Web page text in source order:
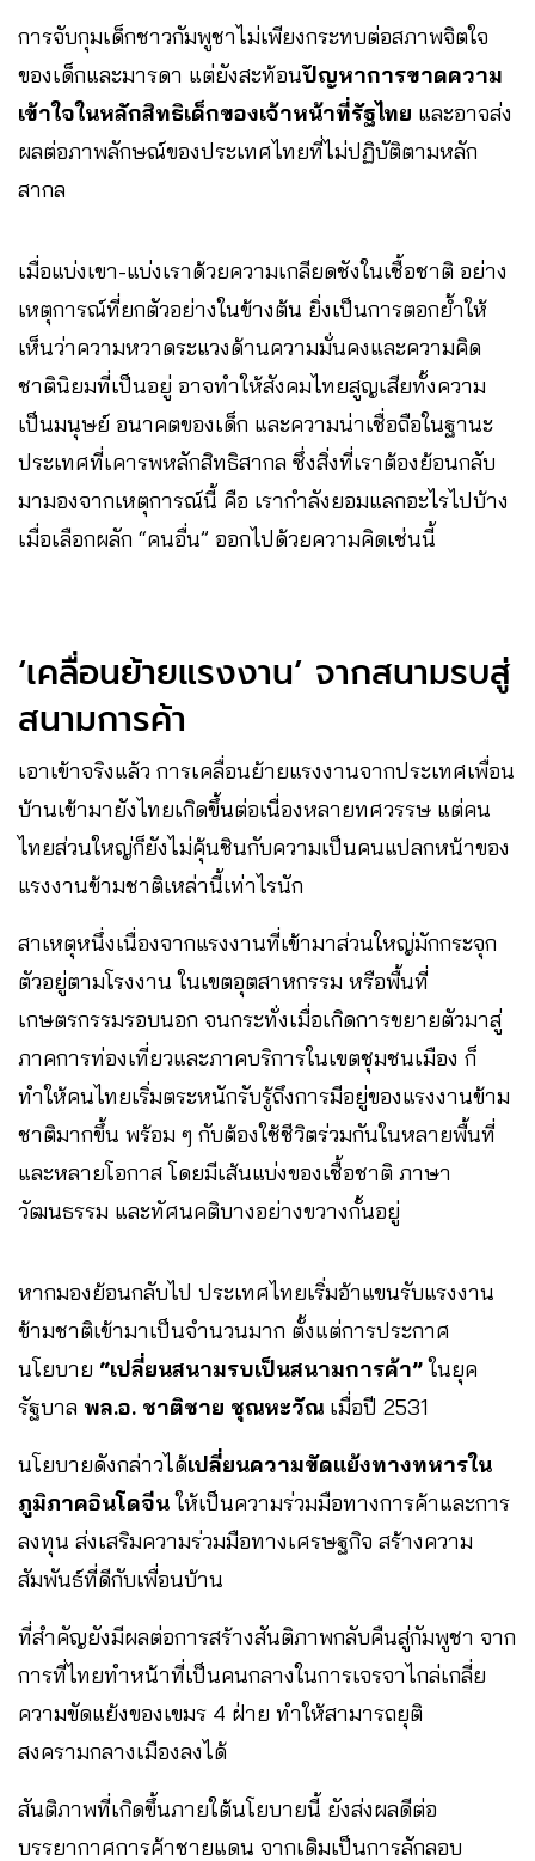
การจับกุมเด็กชาวกัมพูชาไม่เพียงกระทบต่อสภาพจิตใจ
ของเด็กและมารดา แต่ยังสะท้อนปัญหาการขาดความ
เข้าใจในหลักสิทธิเด็กของเจ้าหน้าที่รัฐไทย และอาจส่ง
ผลต่อภาพลักษณ์ของประเทศไทยที่ไม่ปฏิบัติตามหลัก
สากล
เมื่อแบ่งเขา-แบ่งเราด้วยความเกลียดชังในเชื้อชาติ อย่าง
เหตุการณ์ที่ยกตัวอย่างในข้างต้น ยิ่งเป็นการตอกย้ำให้
เห็นว่าความหวาดระแวงด้านความมั่นคงและความคิด
ชาตินิยมที่เป็นอยู่ อาจทำให้สังคมไทยสูญเสียทั้งความ
เป็นมนุษย์ อนาคตของเด็ก และความน่าเชื่อถือในฐานะ
ประเทศที่เคารพหลักสิทธิสากล ซึ่งสิ่งที่เราต้องย้อนกลับ
มามองจากเหตุการณ์นี้ คือ เรากำลังยอมแลกอะไรไปบ้าง
เมื่อเลือกผลัก “คนอื่น” ออกไปด้วยความคิดเช่นนี้
‘เคลื่อนย้ายแรงงาน’ จากสนามรบสู่
สนามการค้า
เอาเข้าจริงแล้ว การเคลื่อนย้ายแรงงานจากประเทศเพื่อน
บ้านเข้ามายังไทยเกิดขึ้นต่อเนื่องหลายทศวรรษ แต่คน
ไทยส่วนใหญ่ก็ยังไม่คุ้นชินกับความเป็นคนแปลกหน้าของ
แรงงานข้ามชาติเหล่านี้เท่าไรนัก
สาเหตุหนึ่งเนื่องจากแรงงานที่เข้ามาส่วนใหญ่มักกระจุก
ตัวอยู่ตามโรงงาน ในเขตอุตสาหกรรม หรือพื้นที่
เกษตรกรรมรอบนอก จนกระทั่งเมื่อเกิดการขยายตัวมาสู่
ภาคการท่องเที่ยวและภาคบริการในเขตชุมชนเมือง ก็
ทำให้คนไทยเริ่มตระหนักรับรู้ถึงการมีอยู่ของแรงงานข้าม
ชาติมากขึ้น พร้อม ๆ กับต้องใช้ชีวิตร่วมกันในหลายพื้นที่
และหลายโอกาส โดยมีเส้นแบ่งของเชื้อชาติ ภาษา
วัฒนธรรม และทัศนคติบางอย่างขวางกั้นอยู่
หากมองย้อนกลับไป ประเทศไทยเริ่มอ้าแขนรับแรงงาน
ข้ามชาติเข้ามาเป็นจำนวนมาก ตั้งแต่การประกาศ
นโยบาย “เปลี่ยนสนามรบเป็นสนามการค้า”ในยุค
รัฐบาล พล.อ. ชาติชาย ชุณหะวัณ เมื่อปี 2531
นโยบายดังกล่าวได้เปลี่ยนความขัดแย้งทางทหารใน
ภูมิภาคอินโดจีนให้เป็นความร่วมมือทางการค้าและการ
ลงทุน ส่งเสริมความร่วมมือทางเศรษฐกิจ สร้างความ
สัมพันธ์ที่ดีกับเพื่อนบ้าน
ที่สำคัญยังมีผลต่อการสร้างสันติภาพกลับคืนสู่กัมพูชา จาก
การที่ไทยทำหน้าที่เป็นคนกลางในการเจรจาไกล่เกลี่ย
ความขัดแย้งของเขมร 4 ฝ่าย ทำให้สามารถยุติ
สงครามกลางเมืองลงได้
สันติภาพที่เกิดขึ้นภายใต้นโยบายนี้ ยังส่งผลดีต่อ
บรรยากาศการค้าชายแดน จากเดิมเป็นการลักลอบ